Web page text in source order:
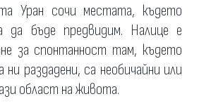
Уран сочи местата, където
да бъде предвидим. Налице е
за спонтанност там, където
раздадени, са необичайни или
област на живота.